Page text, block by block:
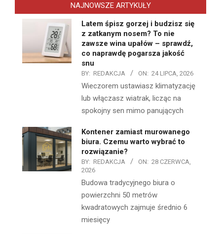
NAJNOWSZE ARTYKUŁY
Latem śpisz gorzej i budzisz się
z zatkanym nosem? To nie
zawsze wina upałów – sprawdź,
co naprawdę pogarsza jakość
snu
BY: REDAKCJA ON: 24 LIPCA, 2026
Wieczorem ustawiasz klimatyzację
lub włączasz wiatrak, licząc na
spokojny sen mimo panujących
Kontener zamiast murowanego
biura. Czemu warto wybrać to
rozwiązanie?
BY: REDAKCJA ON: 28 CZERWCA,
2026
Budowa tradycyjnego biura o
powierzchni 50 metrów
kwadratowych zajmuje średnio 6
miesięcy